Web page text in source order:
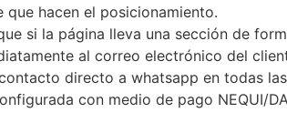
hacen el posicionamiento.
si la página lleva una sección de
al correo electrónico del
directo a whatsapp en todas
con medio de pago NEQUI/